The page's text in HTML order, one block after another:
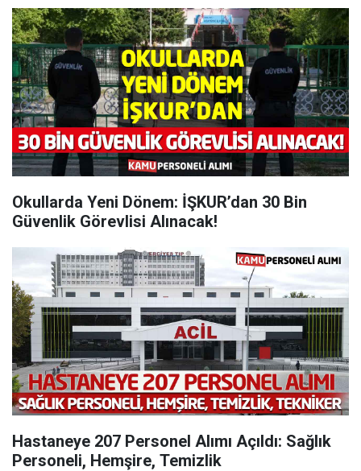
Okullarda Yeni Dönem: İŞKUR’dan 30 Bin
Güvenlik Görevlisi Alınacak!
Hastaneye 207 Personel Alımı Açıldı: Sağlık
Personeli, Hemşire, Temizlik